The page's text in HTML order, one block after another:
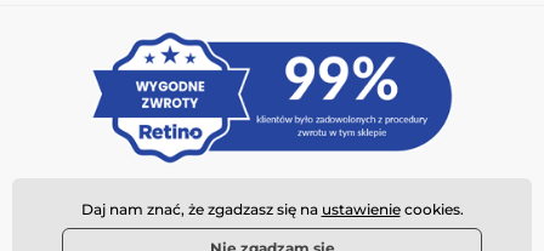
Daj nam znać, że zgadzasz się na ustawieniecookies.